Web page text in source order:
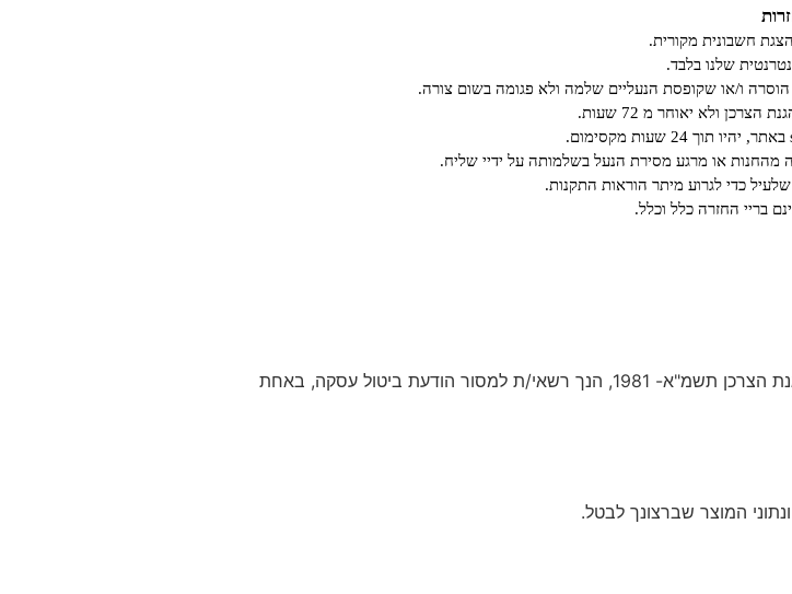
חשבונית מקורית.
שלנו בלבד.
ו/או שקופסת הנעליים שלמה ולא פגומה בשום צורה.
ולא יאוחר מ 72 שעות.
מהחנות או מרגע מסירת הנעל בשלמותה על ידיי שליח.
כדי לגרוע מיתר הוראות התקנות.
בריי החזרה כלל וכלל.
ככל ועומדת לך זכות לביטול עסקה, בהתאם לתנאי רכישת המוצר, לתקנון האתר ו/או לחוק הגנת הצרכן תשמ"א- 1981, הנך רשאי/ת למסור הודעת ביטול עסקה, באחת
המוצר שברצונך לבטל.